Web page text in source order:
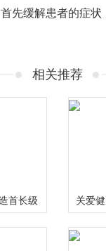
先缓解患者的症
相关推荐
首长级
康福祉
关爱
康乡